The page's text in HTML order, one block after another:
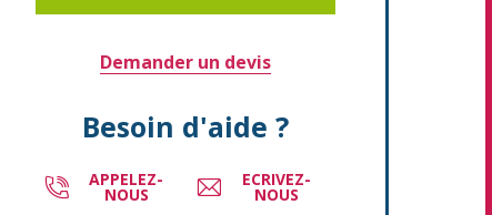
Demander un devis
Besoin d'aide ?
APPELEZ-
NOUS
ECRIVEZ-
NOUS